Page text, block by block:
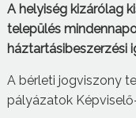
A helyiség kizárólag
település
háztartásibeszerzési
A bérleti jogviszony
pályázatok